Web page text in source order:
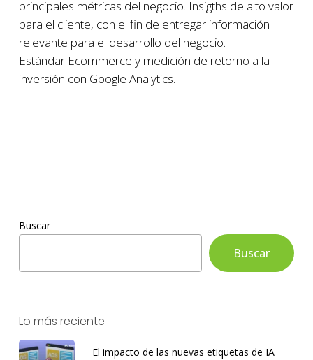
principales métricas del negocio. Insigths de alto valor
para el cliente, con el fin de entregar información
relevante para el desarrollo del negocio.
Estándar Ecommerce y medición de retorno a la
inversión con Google Analytics.
Buscar
Buscar
Lo más reciente
El impacto de las nuevas etiquetas de IA